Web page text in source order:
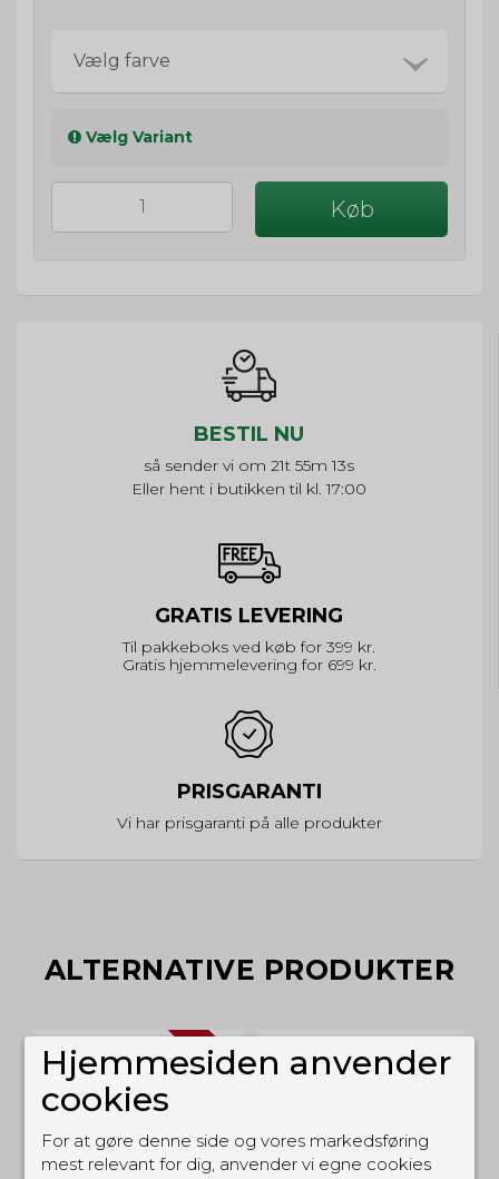
Vælg farve
Vælg Variant
Køb
BESTIL NU
så sender vi om 21t 55m 13s
Eller hent i butikken til kl. 17:00
GRATIS LEVERING
Til pakkeboks ved køb for 399 kr.
Gratis hjemmelevering for 699 kr.
PRISGARANTI
Vi har prisgaranti på alle produkter
ALTERNATIVE PRODUKTER
TILBUD
Hjemmesiden anvender
cookies
For at gøre denne side og vores markedsføring
mest relevant for dig, anvender vi egne cookies